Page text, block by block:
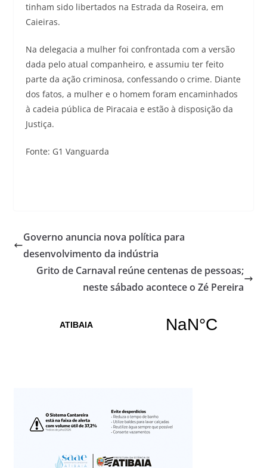
tinham sido libertados na Estrada da Roseira, em
Caieiras.
Na delegacia a mulher foi confrontada com a versão
dada pelo atual companheiro, e assumiu ter feito
parte da ação criminosa, confessando o crime. Diante
dos fatos, a mulher e o homem foram encaminhados
à cadeia pública de Piracaia e estão à disposição da
Justiça.
Fonte: G1 Vanguarda
Governo anuncia nova política para
desenvolvimento da indústria
Grito de Carnaval reúne centenas de pessoas;
neste sábado acontece o Zé Pereira